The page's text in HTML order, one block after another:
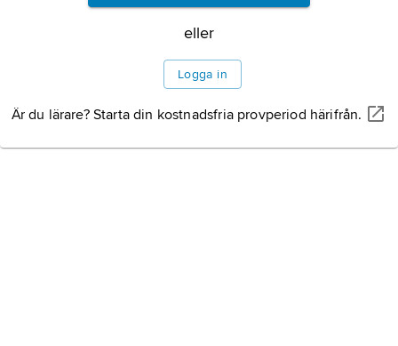
eller
Logga in
Är du lärare? Starta din kostnadsfria provperiod härifrån.